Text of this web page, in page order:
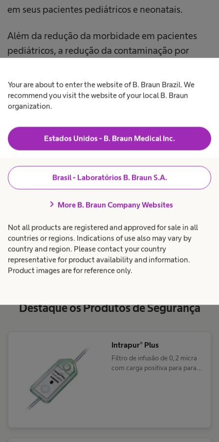
Your are about to enter the website of B. Braun Brazil. We
recommend you visit the website of your local B. Braun
organization.
Estados Unidos - B. Braun Medical Inc.
Brasil - Laboratórios B. Braun S.A.
chevron_right More B. Braun Company Websites
Not all products are registered and approved for sale in all
countries or regions. Indications of use also may vary by
country and region. Please contact your country
representative for product availability and information.
Product images are for reference only.
em seus pacientes pediátricos e neonatais.
Além da redução da morbidade em pacientes
pediátricos, a redução da contaminação por
internação e a duração da ventilação mecânica.
Como resultado, os pacientes jovens podem
receber alta mais cedo da UTI e voltar para casa,
simplesmente crescer e ser crianças..
Voltar ao topo
Destaque os Produtos de
Segurança
Destaque os Produtos de Segurança
Intrapur® Plus
Filtro de infusão de 0,2 micra
com carga positiva para para